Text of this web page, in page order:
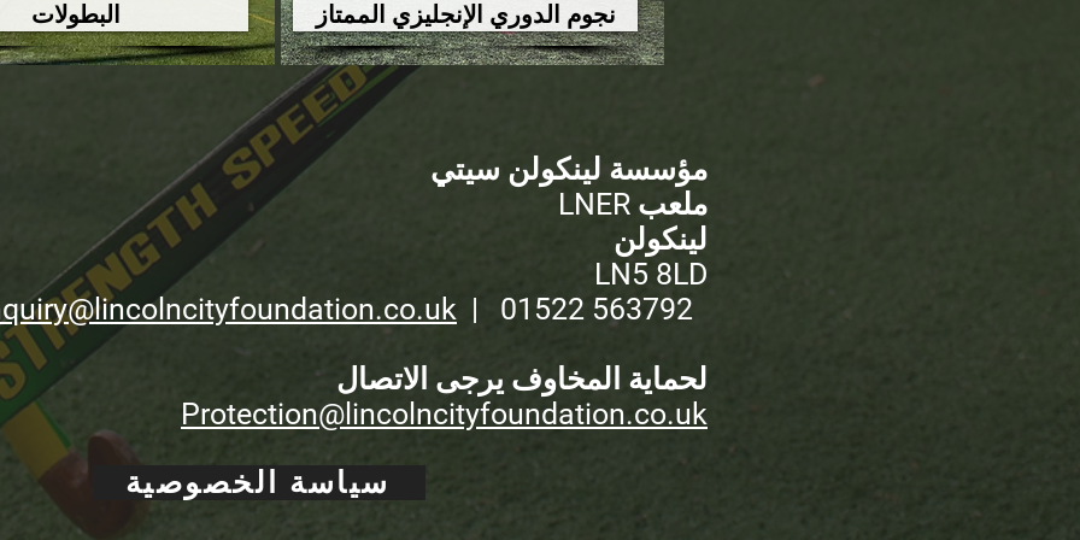
البطولات نجوم الدوري الإنجليزي الممتاز
مؤسسة لينكولن سيتي
ملعب LNER
لينكولن
LN5 8LD
| 01522 563792
لحماية المخاوف يرجى الاتصال
Protection@lincolncityfoundation.co.uk
سياسة الخصوصية